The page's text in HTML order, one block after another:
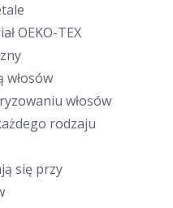
OEKO-TEX
włosów
włosów
rodzaju
się przy